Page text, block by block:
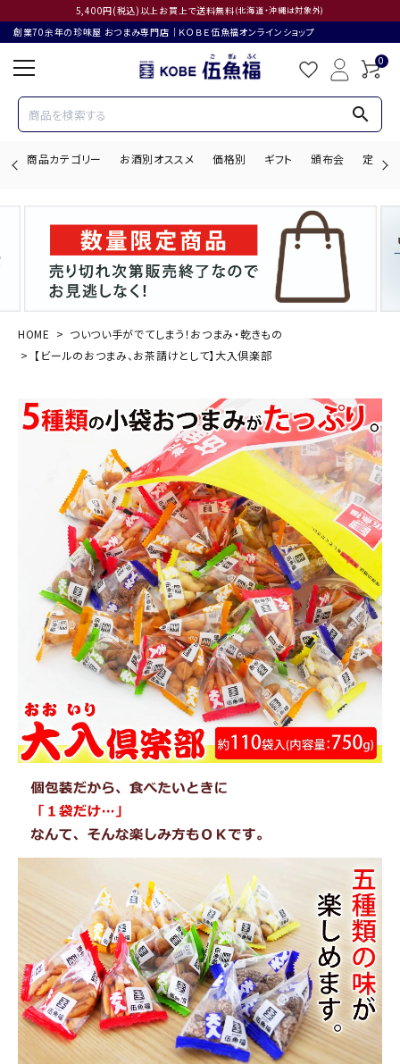
5,400円(税込)以上お買上で送料無料(北海道・沖縄は対象外)
創業70余年の珍味屋 おつまみ専門店│ＫＯＢＥ伍魚福オンラインショップ
0
search
商品カテゴリー お酒別オススメ 価格別 ギフト 頒布会 定期購
search
ACCOUNT MENU
商品カテゴリー
お酒別オススメ
お問い合わせ
ご利用ガイド
直営店
HOME
ついつい手がでてしまう！おつまみ・乾きもの
【ビールのおつまみ、お茶請けとして】大入倶楽部